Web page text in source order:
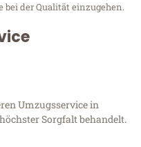
der Qualität einzugehen.
Umzugsservice in
Sorgfalt behandelt.